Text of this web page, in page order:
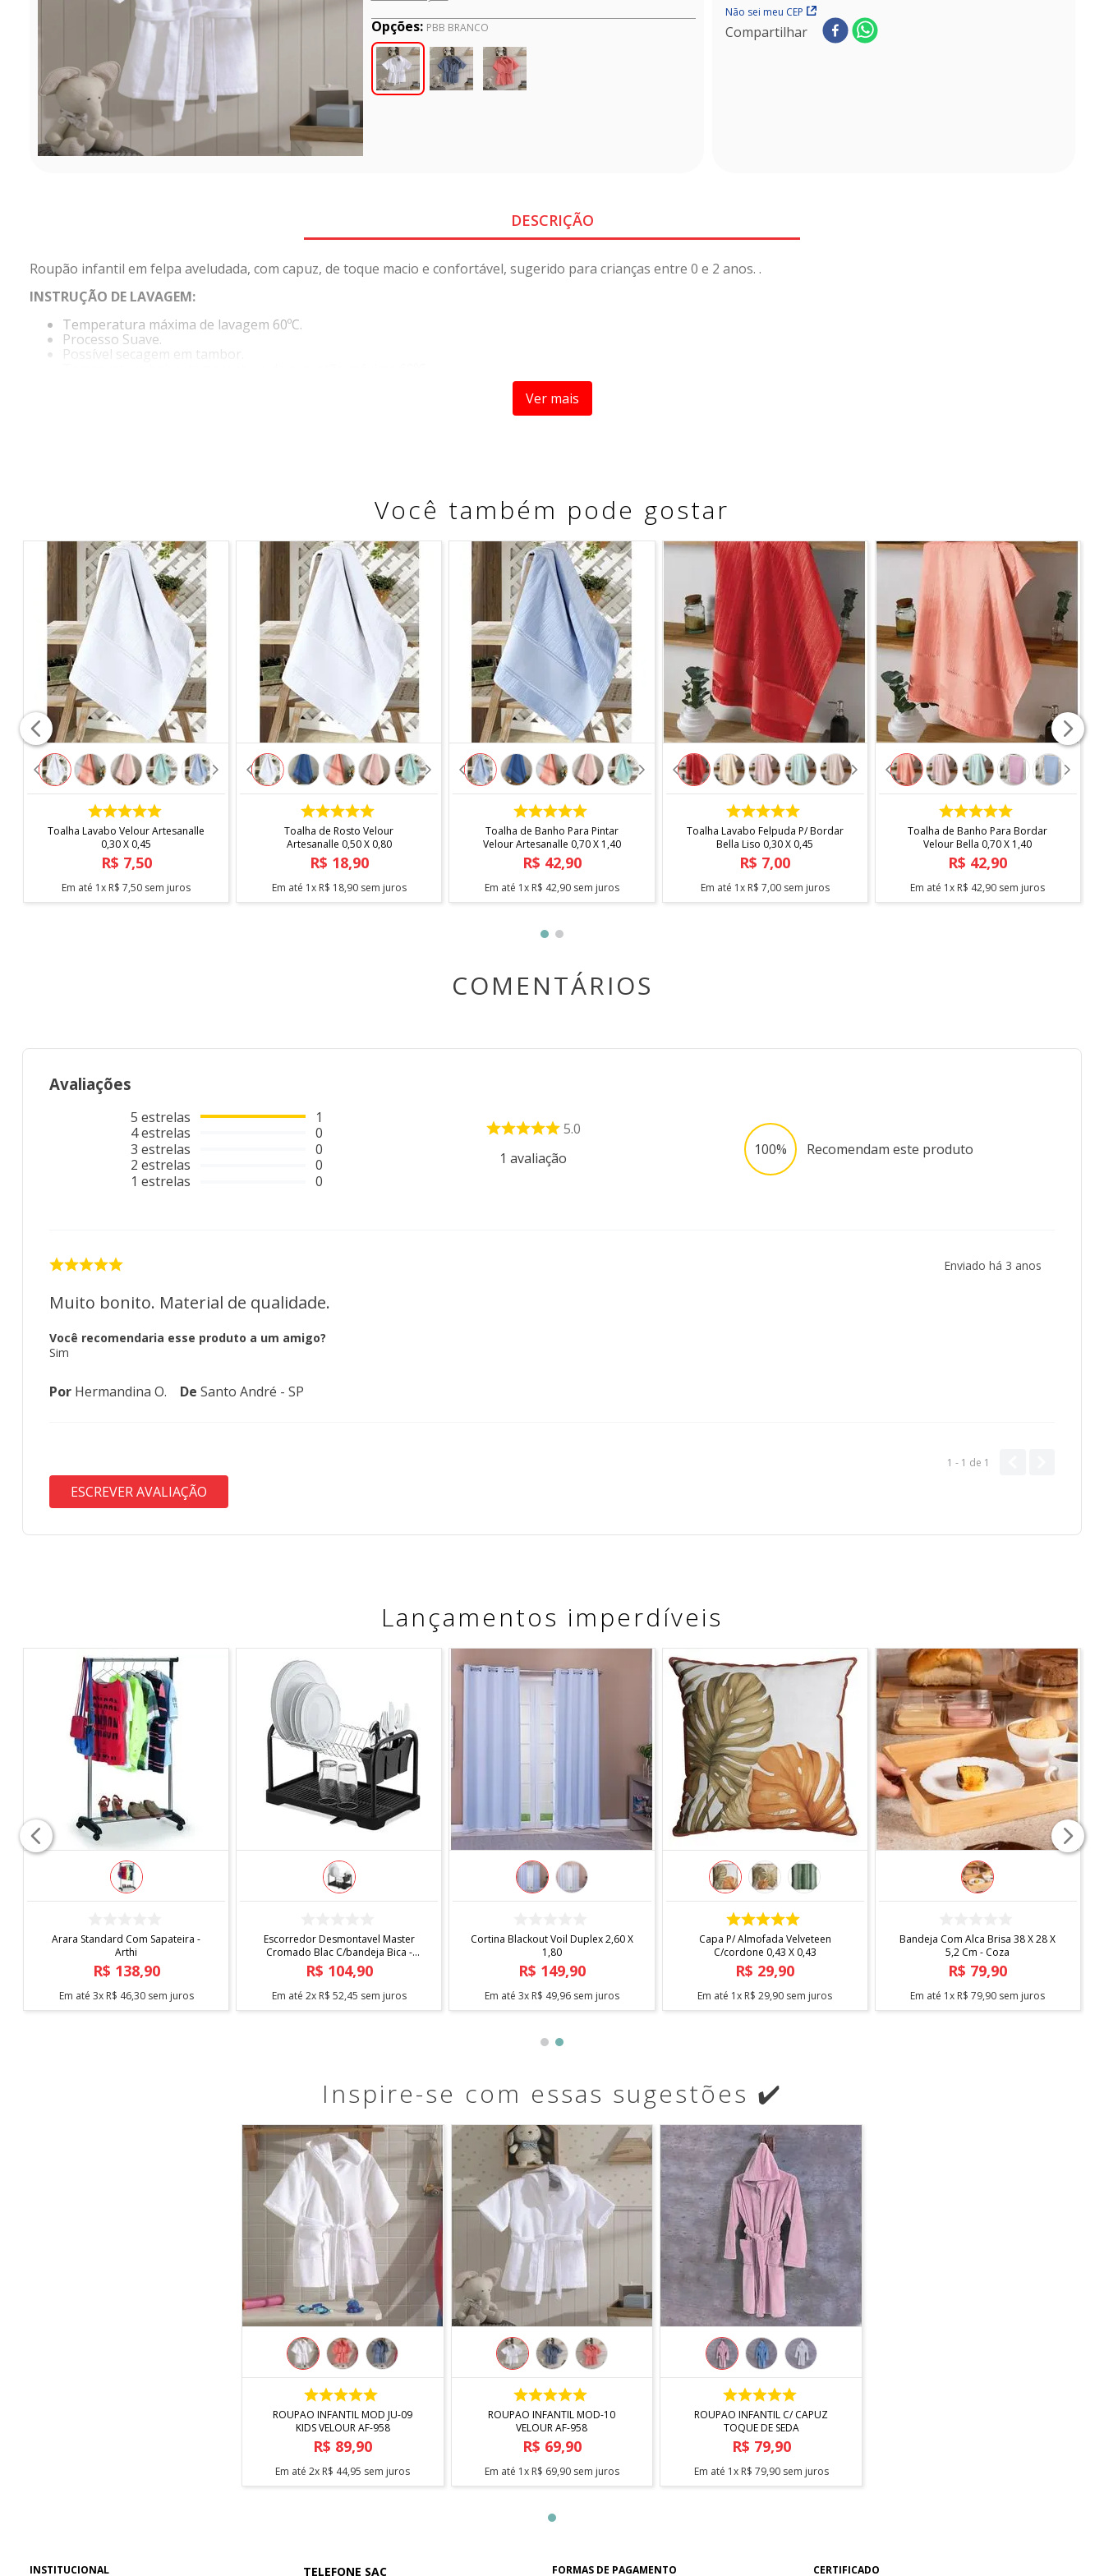
Opções: PBB BRANCO
Não sei meu CEP
Compartilhar
DESCRIÇÃO
Roupão infantil em felpa aveludada, com capuz, de toque macio e confortável, sugerido para crianças entre 0 e 2 anos. .
INSTRUÇÃO DE LAVAGEM:
Temperatura máxima de lavagem 60ºC.
Processo Suave.
Possível secagem em tambor.
Ver mais
Você também pode gostar
COMPRAR
Toalha Lavabo Velour Artesanalle
0,30 X 0,45
R$ 7,50
Em até 1x R$ 7,50 sem juros
COMPRAR
Toalha de Rosto Velour
Artesanalle 0,50 X 0,80
R$ 18,90
Em até 1x R$ 18,90sem juros
COMPRAR
Toalha de Banho Para Pintar
Velour Artesanalle 0,70 X 1,40
R$ 42,90
Em até 1x R$ 42,90 sem juros
COMPRAR
Toalha Lavabo Felpuda P/ Bordar
Bella Liso 0,30 X 0,45
R$ 7,00
Em até 1x R$ 7,00sem juros
COMPRAR
Toalha de Banho Para Bordar
Velour Bella 0,70 X 1,40
R$ 42,90
Em até 1x R$ 42,90 sem juros
COMENTÁRIOS
Avaliações
5 estrelas
4estrelas
3 estrelas
2 estrelas
1 estrelas
1
0
0
0
0
5.0
1 avaliação 100% Recomendam este produto
Enviado há 3 anos
Muito bonito. Material de qualidade.
Você recomendaria esse produto a um amigo?
Sim
Por Hermandina O. De Santo André - SP
1 - 1 de 1
ESCREVER AVALIAÇÃO
Lançamentos imperdíveis
Capa de Cadeira Malha
Estampada
R$ 19,90
Em até 1x R$ 19,90sem juros
Tapete Elysia 1,00 X 1,40
R$ 219,90
Em até 5x R$ 43,98 sem juros
Fita Antiderrapante Para Tapetes
1,20m
R$ 12,90
Em até 1x R$ 12,90sem juros
COMPRAR
Arara Standard Com Sapateira -
Arthi
R$ 138,90
Em até 3x R$ 46,30 sem juros
Escorredor Desmontavel Master
Cromado Blac C/bandeja Bica -
Arthi
R$ 104,90
Em até 2x R$ 52,45 sem juros
Inspire-se com essas sugestões ✔️
COMPRAR
ROUPAO INFANTIL MOD JU-09
KIDS VELOUR AF-958
R$ 89,90
Em até2x R$ 44,95 sem juros
COMPRAR
ROUPAO INFANTIL MOD-10
VELOUR AF-958
R$ 69,90
Em até 1x R$ 69,90 sem juros
COMPRAR
ROUPAO INFANTIL C/ CAPUZ
TOQUE DE SEDA
R$ 79,90
Em até 1x R$ 79,90sem juros
INSTITUCIONAL TELEFONE SAC FORMAS DE PAGAMENTO CERTIFICADO